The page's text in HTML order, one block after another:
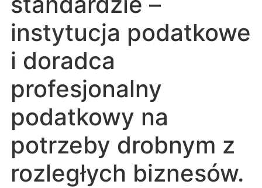
instytucja podatkowe
i doradca
profesjonalny
podatkowy na
potrzeby drobnym z
rozległych biznesów.